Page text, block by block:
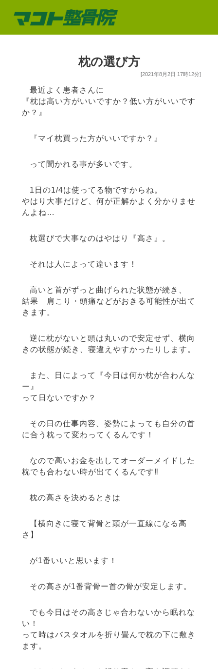
枕の選び方
[2021年8月2日 17時12分]
最近よく患者さんに
『枕は高い方がいいですか？低い方がいいです
か？』
『マイ枕買った方がいいですか？』
って聞かれる事が多いです。
1日の1/4は使ってる物ですからね。
やはり大事だけど、何が正解かよく分かりませ
んよね…
枕選びで大事なのはやはり『高さ』。
それは人によって違います！
高いと首がずっと曲げられた状態が続き、
結果 肩こり・頭痛などがおきる可能性が出て
きます。
逆に枕がないと頭は丸いので安定せず、横向
きの状態が続き、寝違えやすかったりします。
また、日によって『今日は何か枕が合わんな
ー』
って日ないですか？
その日の仕事内容、姿勢によっても自分の首
に合う枕って変わってくるんです！
なので高いお金を出してオーダーメイドした
枕でも合わない時が出てくるんです‼︎
枕の高さを決めるときは
【横向きに寝て背骨と頭が一直線になる高
さ】
が1番いいと思います！
その高さが1番背骨ー首の骨が安定します。
でも今日はその高さじゃ合わないから眠れな
い！
って時はバスタオルを折り畳んで枕の下に敷き
ます。